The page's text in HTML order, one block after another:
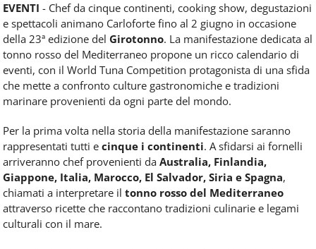
EVENTI - Chef da cinque continenti, cooking show, degustazioni
e spettacoli animano Carloforte fino al 2 giugno in occasione
della 23ª edizione del Girotonno. La manifestazione dedicata al
tonno rosso del Mediterraneo propone un ricco calendario di
eventi, con il World Tuna Competition protagonista di una sfida
che mette a confronto culture gastronomiche e tradizioni
marinare provenienti da ogni parte del mondo.
Per la prima volta nella storia della manifestazione saranno
rappresentati tutti e cinque i continenti. A sfidarsi ai fornelli
arriveranno chef provenienti da Australia, Finlandia,
Giappone, Italia, Marocco, El Salvador, Siria e Spagna,
chiamati a interpretare il tonno rosso del Mediterraneo
attraverso ricette che raccontano tradizioni culinarie e legami
culturali con il mare.